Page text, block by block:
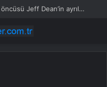
Alphabet hisseleri yapay zeka öncüsü Jeff Dean’in ayrılmasıyla %5 düştü